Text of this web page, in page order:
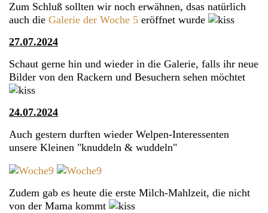
Zum Schluß sollten wir noch erwähnen, dsas natürlich
auch die Galerie der Woche 5 eröffnet wurde
27.07.2024
Schaut gerne hin und wieder in die Galerie, falls ihr neue
Bilder von den Rackern und Besuchern sehen möchtet
24.07.2024
Auch gestern durften wieder Welpen-Interessenten
unsere Kleinen "knuddeln & wuddeln"
Zudem gab es heute die erste Milch-Mahlzeit, die nicht
von der Mama kommt